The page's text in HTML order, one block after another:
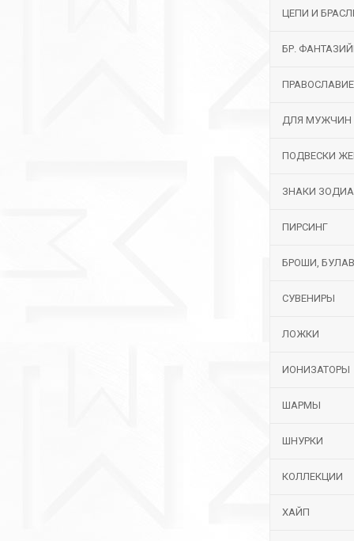
ЦЕПИ И
БР.
ПРАВОСЛАВИЕ
ДЛЯ МУЖЧИН
ПОДВЕСКИ
ЗНАКИ
ПИРСИНГ
БРОШИ,
СУВЕНИРЫ
ЛОЖКИ
ИОНИЗАТОРЫ
ШАРМЫ
ШНУРКИ
КОЛЛЕКЦИИ
ХАЙП